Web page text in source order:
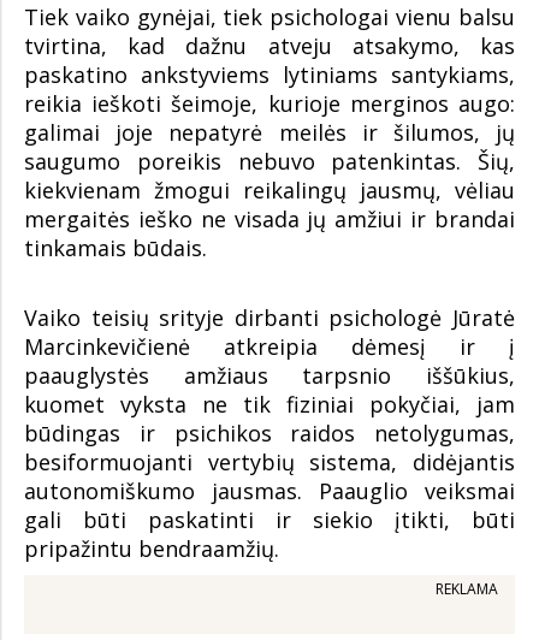
Tiek vaiko gynėjai, tiek psichologai vienu balsu
tvirtina, kad dažnu atveju atsakymo, kas
paskatino ankstyviems lytiniams santykiams,
reikia ieškoti šeimoje, kurioje merginos augo:
galimai joje nepatyrė meilės ir šilumos, jų
saugumo poreikis nebuvo patenkintas. Šių,
kiekvienam žmogui reikalingų jausmų, vėliau
mergaitės ieško ne visada jų amžiui ir brandai
tinkamais būdais.
Vaiko teisių srityje dirbanti psichologė Jūratė
Marcinkevičienė atkreipia dėmesį ir į
paauglystės amžiaus tarpsnio iššūkius,
kuomet vyksta ne tik fiziniai pokyčiai, jam
būdingas ir psichikos raidos netolygumas,
besiformuojanti vertybių sistema, didėjantis
autonomiškumo jausmas. Paauglio veiksmai
gali būti paskatinti ir siekio įtikti, būti
pripažintu bendraamžių.
REKLAMA